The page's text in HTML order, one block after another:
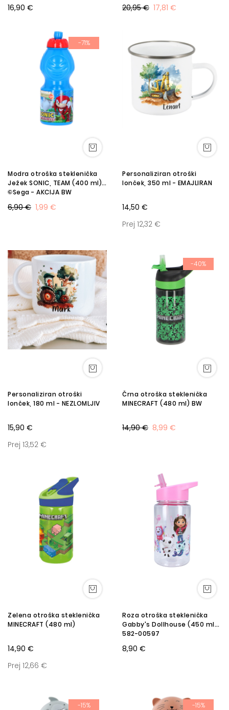
16,90 € 17,81 €
20,95 €
-71%
Modra otroška steklenička
Ježek SONIC, TEAM (400 ml),
©Sega - AKCIJA BW
1,99 €
6,90 €
Personaliziran otroški
lonček, 350 ml - EMAJLIRAN
14,50 €
Prej 12,32 €
Personaliziran otroški
lonček, 180 ml - NEZLOMLJIV
15,90 €
Prej 13,52 €
-40%
Črna otroška steklenička
MINECRAFT (480 ml) BW
8,99 €
14,90 €
Zelena otroška steklenička
MINECRAFT (480 ml)
14,90 €
Prej 12,66 €
Roza otroška steklenička
Gabby's Dollhouse (450 ml)
582-00597
8,90 €
-15% -15%